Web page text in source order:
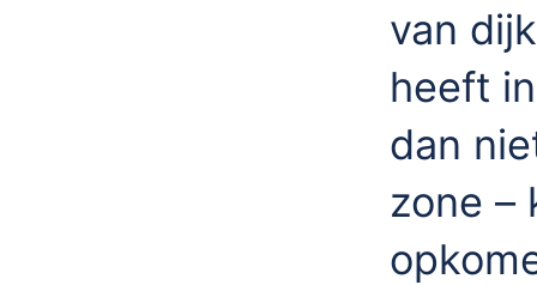
van
heeft
dan
zone –